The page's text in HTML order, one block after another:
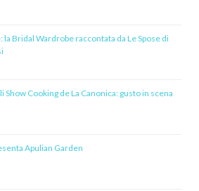
Bridal Wardrobe raccontata da Le Spose di
Show Cooking de La Canonica: gusto in scena
Apulian Garden